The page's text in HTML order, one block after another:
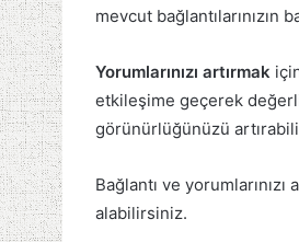
mevcut bağlantılarınızın
Yorumlarınızı artırmak
etkileşime geçerek
görünürlüğünüzü
Bağlantı ve
alabilirsiniz.